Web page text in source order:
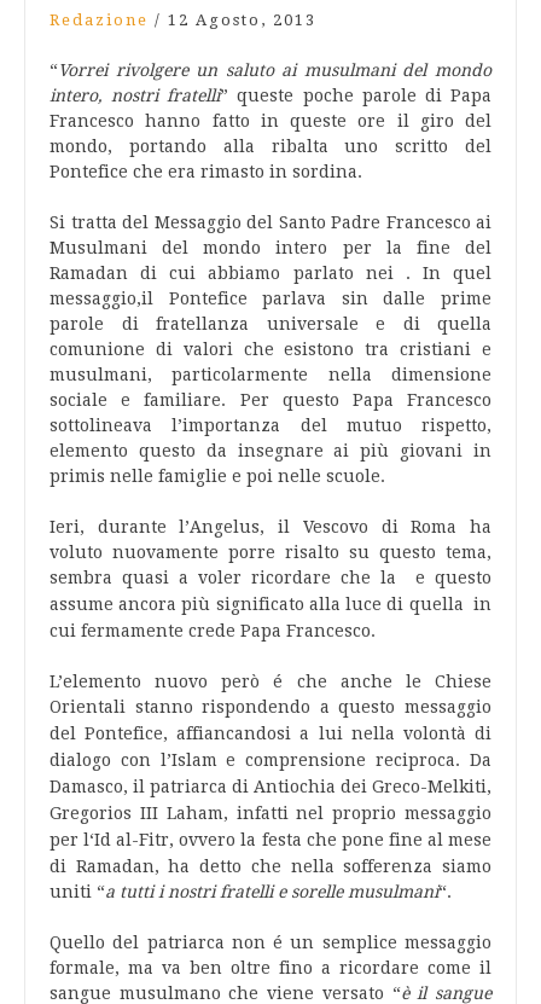
Redazione / 12 Agosto, 2013
“Vorrei rivolgere un saluto ai musulmani del mondo
intero, nostri fratelli” queste poche parole di Papa
Francesco hanno fatto in queste ore il giro del
mondo, portando alla ribalta uno scritto del
Pontefice che era rimasto in sordina.
Si tratta del Messaggio del Santo Padre Francesco ai
Musulmani del mondo intero per la fine del
Ramadan di cui abbiamo parlato nei . In quel
messaggio,il Pontefice parlava sin dalle prime
parole di fratellanza universale e di quella
comunione di valori che esistono tra cristiani e
musulmani, particolarmente nella dimensione
sociale e familiare. Per questo Papa Francesco
sottolineava l’importanza del mutuo rispetto,
elemento questo da insegnare ai più giovani in
primis nelle famiglie e poi nelle scuole.
Ieri, durante l’Angelus, il Vescovo di Roma ha
voluto nuovamente porre risalto su questo tema,
sembra quasi a voler ricordare che la e questo
assume ancora più significato alla luce di quella
in
cui fermamente crede Papa Francesco.
L’elemento nuovo però é che anche le Chiese
Orientali stanno rispondendo a questo messaggio
del Pontefice, affiancandosi a lui nella volontà di
dialogo con l’Islam e comprensione reciproca. Da
Damasco, il patriarca di Antiochia dei Greco-Melkiti,
Gregorios III Laham, infatti nel proprio messaggio
per l‘Id al-Fitr, ovvero la festa che pone fine al mese
di Ramadan, ha detto che nella sofferenza siamo
uniti “a tutti i nostri fratelli e sorelle musulmani“.
Quello del patriarca non é un semplice messaggio
formale, ma va ben oltre fino a ricordare come il
sangue musulmano che viene versato “è il sangue